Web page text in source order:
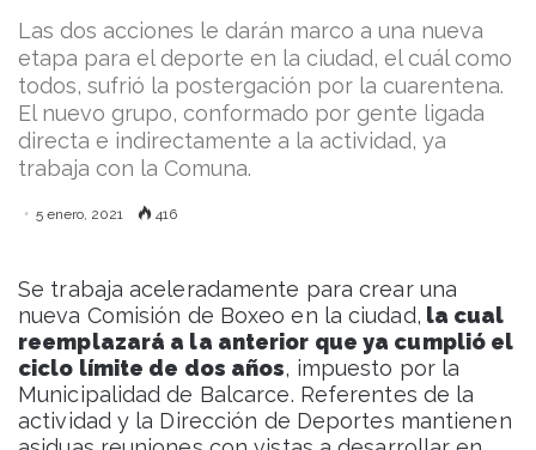
Las dos acciones le darán marco a una nueva
etapa para el deporte en la ciudad, el cuál como
todos, sufrió la postergación por la cuarentena.
El nuevo grupo, conformado por gente ligada
directa e indirectamente a la actividad, ya
trabaja con la Comuna.
5 enero, 2021 416
Se trabaja aceleradamente para crear una
nueva Comisión de Boxeo en la ciudad, la cual
reemplazará a la anterior que ya cumplió el
ciclo límite de dos años, impuesto por la
Municipalidad de Balcarce. Referentes de la
actividad y la Dirección de Deportes mantienen